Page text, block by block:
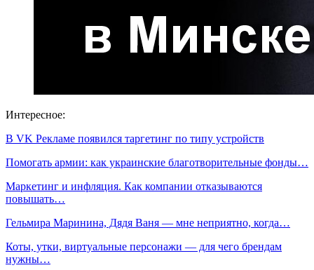
Интересное:
В VK Рекламе появился таргетинг по типу устройств
Помогать армии: как украинские благотворительные фонды…
Маркетинг и инфляция. Как компании отказываются
повышать…
Гельмира Маринина, Дядя Ваня — мне неприятно, когда…
Коты, утки, виртуальные персонажи — для чего брендам
нужны…